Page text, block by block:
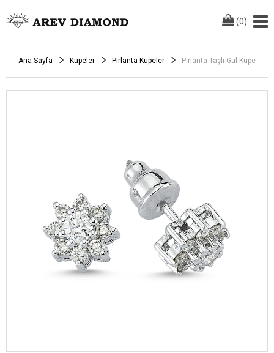
(0)
Ana Sayfa Küpeler Pırlanta Küpeler Pırlanta Taşlı Gül Küpe